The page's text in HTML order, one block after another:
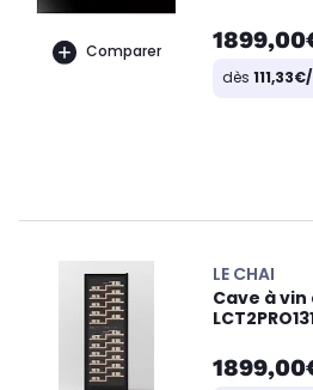
Comparer
dès
LE CHAI
Cave à vin